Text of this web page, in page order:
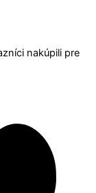
nakúpili pre